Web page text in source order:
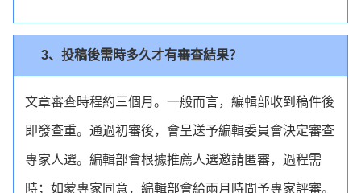
3、投稿後需時多久才有審查結果？
文章審查時程約三個月。一般而言，編輯部收到稿件後
即發查重。通過初審後，會呈送予編輯委員會決定審查
專家人選。編輯部會根據推薦人選邀請匿審，過程需
時；如蒙專家同意，編輯部會給兩月時間予專家評審。